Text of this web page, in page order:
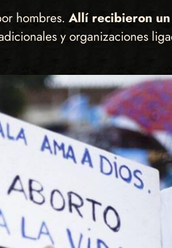
hombres. Allí recibieron
y organizaciones